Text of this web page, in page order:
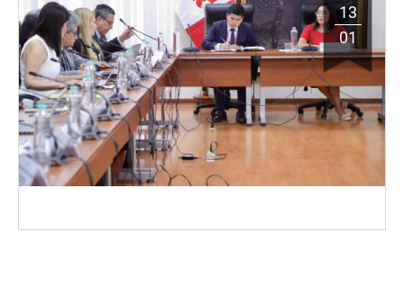
13
01